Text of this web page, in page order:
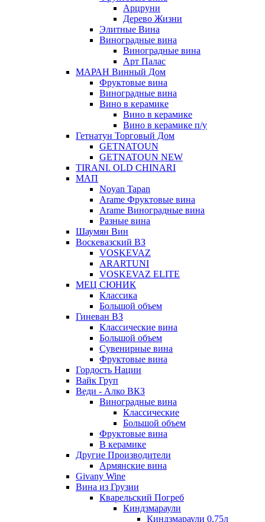
Арцруни
Дерево Жизни
Элитные Вина
Виноградные вина
Виноградные вина
Арт Палас
МАРАН Винный Дом
Фруктовые вина
Виноградные вина
Вино в керамике
Вино в керамике
Вино в керамике п/у
Гетнатун Торговый Дом
GETNATOUN
GETNATOUN NEW
TIRANI. OLD CHINARI
МАП
Noyan Tapan
Arame Фруктовые вина
Arame Виноградные вина
Разные вина
Шаумян Вин
Воскевазский ВЗ
VOSKEVAZ
ARARTUNI
VOSKEVAZ ELITE
МЕЦ СЮНИК
Классика
Большой объем
Гиневан ВЗ
Классические вина
Большой объем
Сувенирные вина
Фруктовые вина
Гордость Нации
Вайк Груп
Веди - Алко ВКЗ
Виноградные вина
Классические
Большой объем
Фруктовые вина
В керамике
Другие Производители
Армянские вина
Givany Wine
Вина из Грузии
Кварельский Погреб
Киндзмараули
Киндзмараули 0,75л